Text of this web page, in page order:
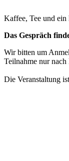
Kaffee, Tee und ein
Das Gespräch
Wir bitten um
Teilnahme nur nach
Die Veran­staltung